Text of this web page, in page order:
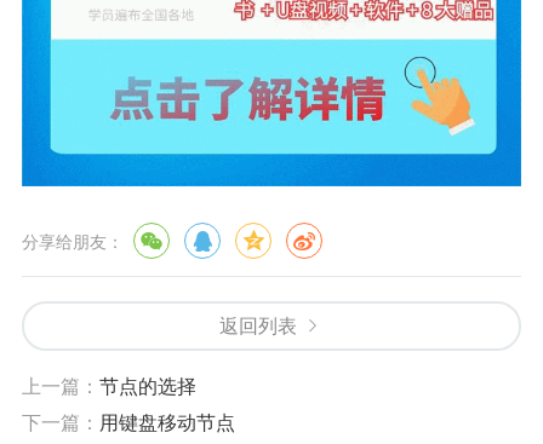
分享给朋友：
返回列表
上一篇： 节点的选择
下一篇： 用键盘移动节点